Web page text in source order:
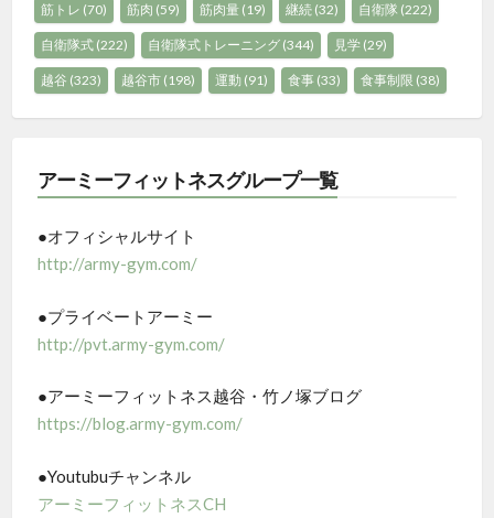
筋トレ (70) 筋肉 (59) 筋肉量 (19) 継続 (32) 自衛隊 (222)
自衛隊式 (222) 自衛隊式トレーニング (344) 見学 (29)
越谷 (323) 越谷市 (198) 運動 (91) 食事 (33) 食事制限 (38)
アーミーフィットネスグループ一覧
●オフィシャルサイト
http://army-gym.com/
●プライベートアーミー
http://pvt.army-gym.com/
●アーミーフィットネス越谷・竹ノ塚ブログ
https://blog.army-gym.com/
●Youtubuチャンネル
アーミーフィットネスCH